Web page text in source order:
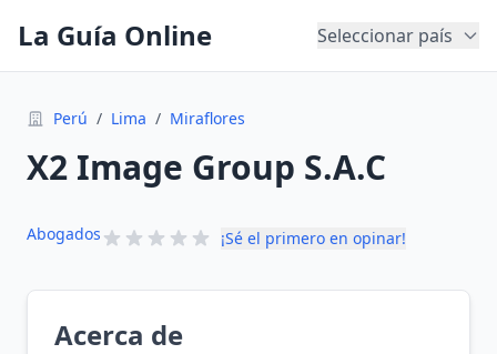
La Guía Online Seleccionar país
Perú / Lima / Miraflores
X2 Image Group S.A.C
Abogados ¡Sé el primero en opinar!
Acerca de